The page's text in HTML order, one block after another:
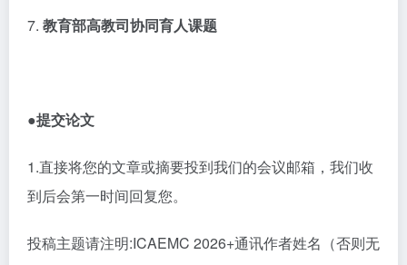
7. 教育部高教司协同育人课题
●提交论文
1.直接将您的文章或摘要投到我们的会议邮箱，我们收
到后会第一时间回复您。
投稿主题请注明:ICAEMC 2026+通讯作者姓名（否则无